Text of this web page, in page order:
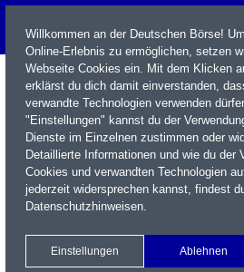
Name / WKN / ISIN / Kürzel
Xetra Realtime
Watchlist
Willkommen an der Deutschen Börse!
Online-Erlebnis zu ermöglichen, setzen
Webseite Cookies ein. Mit dem Klicken
erklärst du dich damit einverstanden,
verwandte Technologien verwenden
"Einstellungen" kannst du der
Dienste im Einzelnen zustimmen oder
Detaillierte Informationen und wie du der
Cookies und verwandten Technologien
jederzeit widersprechen kannst, findest
Datenschutzhinweisen.
Einstellungen Ablehnen